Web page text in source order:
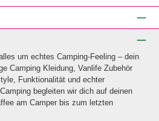
um echtes Camping-Feeling – dein
Camping Kleidung, Vanlife Zubehör
Funktionalität und echter
begleiten wir dich auf deinen
am Camper bis zum letzten